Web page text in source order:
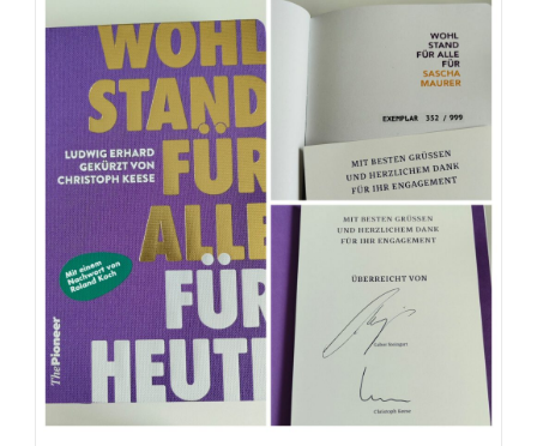
Beim
Springer
Gabler
Verlag
Erschienen!